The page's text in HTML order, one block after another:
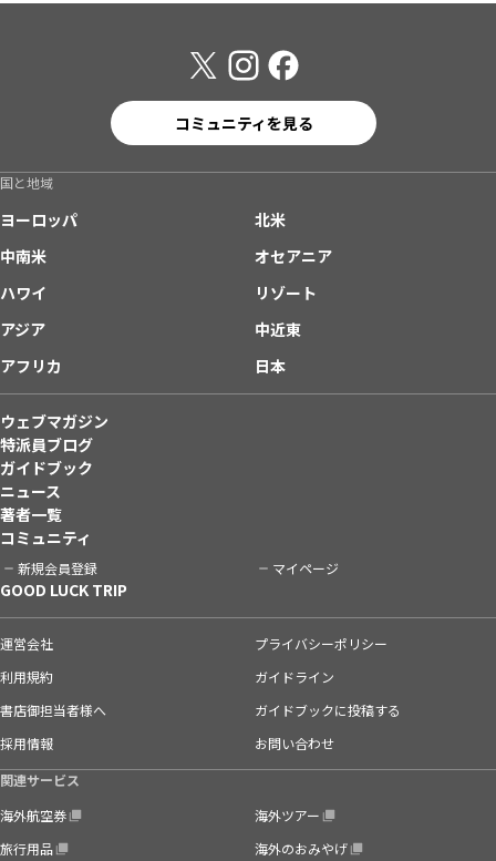
コミュニティを見る
国と地域
ヨーロッパ
北米
中南米
オセアニア
ハワイ
リゾート
アジア
中近東
アフリカ
日本
ウェブマガジン
特派員ブログ
ガイドブック
ニュース
著者一覧
コミュニティ
新規会員登録 マイページ
GOOD LUCK TRIP
運営会社
プライバシーポリシー
利用規約
ガイドライン
書店御担当者様へ
ガイドブックに投稿する
採用情報
お問い合わせ
関連サービス
海外航空券
海外ツアー
旅行用品
海外のおみやげ